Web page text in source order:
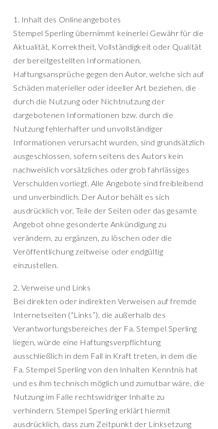
1. Inhalt des Onlineangebotes
Stempel Sperling übernimmt keinerlei Gewähr für die
Aktualität, Korrektheit, Vollständigkeit oder Qualität
der bereitgestellten Informationen.
Haftungsansprüche gegen den Autor, welche sich auf
Schäden materieller oder ideeller Art beziehen, die
durch die Nutzung oder Nichtnutzung der
dargebotenen Informationen bzw. durch die
Nutzung fehlerhafter und unvollständiger
Informationen verursacht wurden, sind grundsätzlich
ausgeschlossen, sofern seitens des Autors kein
nachweislich vorsätzliches oder grob fahrlässiges
Verschulden vorliegt. Alle Angebote sind freibleibend
und unverbindlich. Der Autor behält es sich
ausdrücklich vor, Teile der Seiten oder das gesamte
Angebot ohne gesonderte Ankündigung zu
verändern, zu ergänzen, zu löschen oder die
Veröffentlichung zeitweise oder endgültig
einzustellen.
2. Verweise und Links
Bei direkten oder indirekten Verweisen auf fremde
Internetseiten (“Links”), die außerhalb des
Verantwortungsbereiches der Fa. Stempel Sperling
liegen, würde eine Haftungsverpflichtung
ausschließlich in dem Fall in Kraft treten, in dem die
Fa. Stempel Sperling von den Inhalten Kenntnis hat
und es ihm technisch möglich und zumutbar wäre, die
Nutzung im Falle rechtswidriger Inhalte zu
verhindern. Stempel Sperling erklärt hiermit
ausdrücklich, dass zum Zeitpunkt der Linksetzung